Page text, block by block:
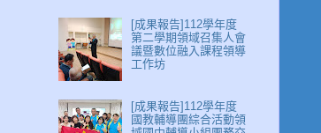
[成果報告]112學年度
第二學期領域召集人會
議暨數位融入課程領導
工作坊
[成果報告]112學年度
國教輔導團綜合活動領